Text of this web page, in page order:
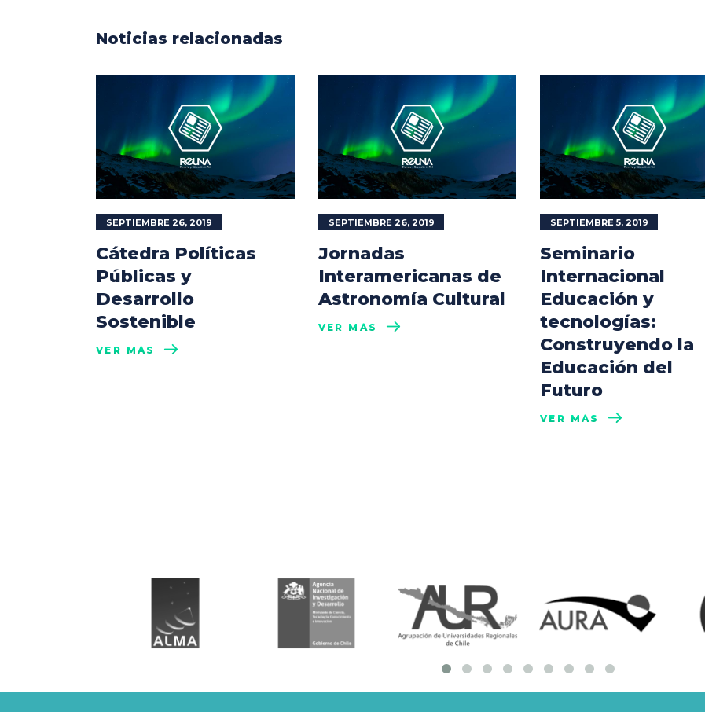
Noticias relacionadas
SEPTIEMBRE 26, 2019
Cátedra Políticas
Públicas y
Desarrollo
Sostenible
VER MÁS
SEPTIEMBRE 26, 2019
Jornadas
Interamericanas de
Astronomía Cultural
VER MÁS
SEPTIEMBRE 5, 2019
Seminario
Internacional
Educación y
tecnologías:
Construyendo la
Educación del
Futuro
VER MÁS